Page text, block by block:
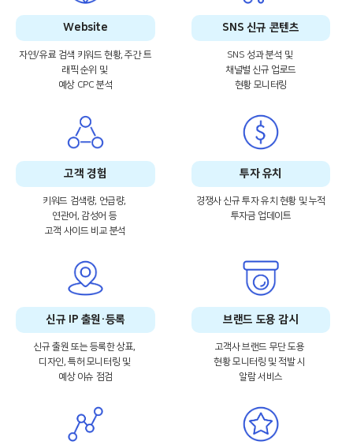
Website
자연/유료 검색 키워드 현황, 주간 트
래픽 순위 및
예상 CPC 분석
SNS 신규 콘텐츠
SNS 성과 분석 및
채널별 신규 업로드
현황 모니터링
고객 경험
키워드 검색량, 언급량,
연관어, 감성어 등
고객 사이드 비교 분석
투자 유치
경쟁사 신규 투자 유치 현황 및 누적
투자금 업데이트
신규 IP 출원·등록
신규 출원 또는 등록한 상표,
디자인, 특허 모니터링 및
예상 이슈 점검
브랜드 도용 감시
고객사 브랜드 무단 도용
현황 모니터링 및 적발 시
알람 서비스